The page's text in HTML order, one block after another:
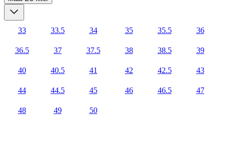
33 33.5 34 35 35.5 36
36.5 37 37.5 38 38.5 39
40 40.5 41 42 42.5 43
44 44.5 45 46 46.5 47
48 49 50